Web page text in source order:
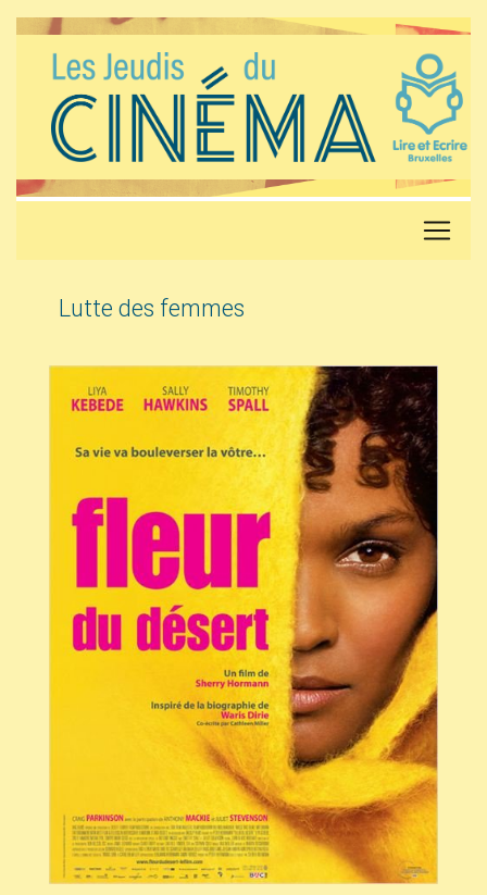
Lutte des femmes